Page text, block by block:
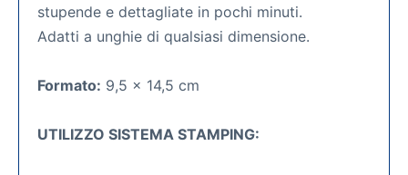
stupende e dettagliate in pochi minuti.
Adatti a unghie di qualsiasi dimensione.
Formato: 9,5 x 14,5 cm
UTILIZZO SISTEMA STAMPING: